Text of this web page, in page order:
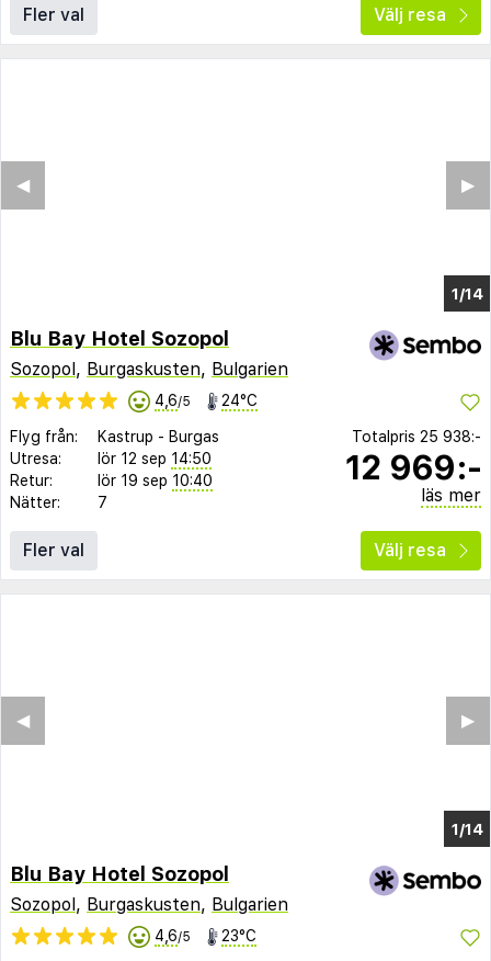
Fler val Välj resa
1/8
▶︎
◀︎
Blu Bay Hotel Sozopol
Sozopol, Burgaskusten, Bulgarien
4,6/5 24°C
Flyg från: Kastrup - Burgas
Utresa:
lör 12 sep 14:50
Retur:
lör 19 sep 10:40
Nätter:
7
Totalpris 25 938:-
12 969:-
läs mer
Fler val Välj resa
1/8
▶︎
◀︎
Blu Bay Hotel Sozopol
Sozopol, Burgaskusten, Bulgarien
4,6/5 23°C